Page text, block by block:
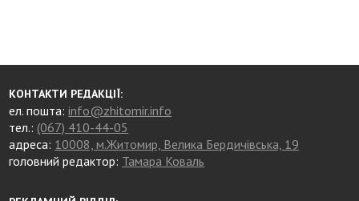
КОНТАКТИ РЕДАКЦІЇ:
ел. пошта:info@zhitomir.info
тел.: (067) 410-44-05
адреса: 10008, м.Житомир, Велика Бердичівська, 19
головний редактор: Тамара Коваль